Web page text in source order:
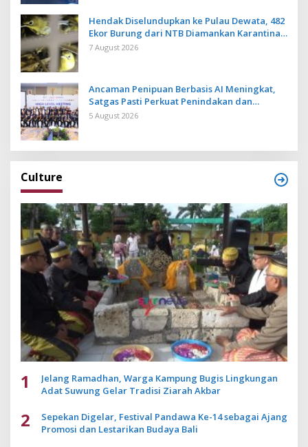
Hendak Diselundupkan ke Pulau Dewata, 482
Ekor Burung dari NTB Diamankan Karantina
Bali
7 August 2026
Ancaman Penipuan Berbasis AI Meningkat,
Satgas Pasti Perkuat Penindakan dan
Pengembangan Aplikasi Anti Penipuan
5 August 2026
Culture
1
Jelang Ramadhan, Warga Kampung Bugis Lingkungan
Adat Suwung Gelar Tradisi Ziarah Akbar
2
Sepekan Digelar, Festival Pandawa Ke-14 sebagai Ajang
Promosi dan Lestarikan Budaya Bali